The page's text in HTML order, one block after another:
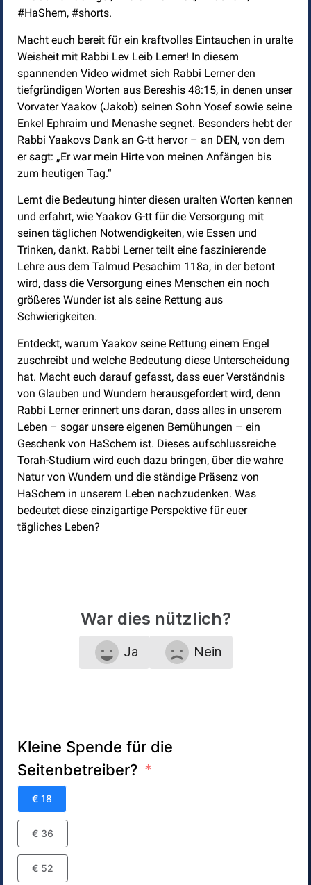
#HaShem, #shorts.
Macht euch bereit für ein kraftvolles Eintauchen in uralte
Weisheit mit Rabbi Lev Leib Lerner! In diesem
spannenden Video widmet sich Rabbi Lerner den
tiefgründigen Worten aus Bereshis 48:15, in denen unser
Vorvater Yaakov (Jakob) seinen Sohn Yosef sowie seine
Enkel Ephraim und Menashe segnet. Besonders hebt der
Rabbi Yaakovs Dank an G-tt hervor – an DEN, von dem
er sagt: „Er war mein Hirte von meinen Anfängen bis
zum heutigen Tag.“
Lernt die Bedeutung hinter diesen uralten Worten kennen
und erfahrt, wie Yaakov G-tt für die Versorgung mit
seinen täglichen Notwendigkeiten, wie Essen und
Trinken, dankt. Rabbi Lerner teilt eine faszinierende
Lehre aus dem Talmud Pesachim 118a, in der betont
wird, dass die Versorgung eines Menschen ein noch
größeres Wunder ist als seine Rettung aus
Schwierigkeiten.
Entdeckt, warum Yaakov seine Rettung einem Engel
zuschreibt und welche Bedeutung diese Unterscheidung
hat. Macht euch darauf gefasst, dass euer Verständnis
von Glauben und Wundern herausgefordert wird, denn
Rabbi Lerner erinnert uns daran, dass alles in unserem
Leben – sogar unsere eigenen Bemühungen – ein
Geschenk von HaSchem ist. Dieses aufschlussreiche
Torah-Studium wird euch dazu bringen, über die wahre
Natur von Wundern und die ständige Präsenz von
HaSchem in unserem Leben nachzudenken. Was
bedeutet diese einzigartige Perspektive für euer
tägliches Leben?
War dies nützlich?
Ja Nein
Kleine Spende für die
Seitenbetreiber?
€ 18
€ 36
€ 52